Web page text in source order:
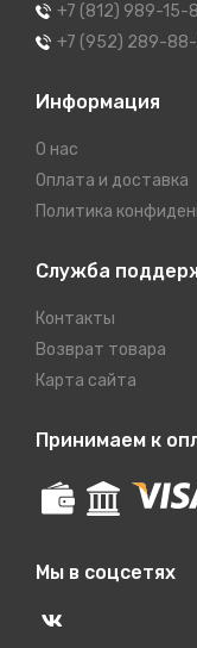
+7 (812) 989-15-
+7 (952) 289-
Информация
О нас
Оплата и доставка
Политика
Служба
Контакты
Возврат товара
Карта сайта
Принимаем к
Мы в соцсетях